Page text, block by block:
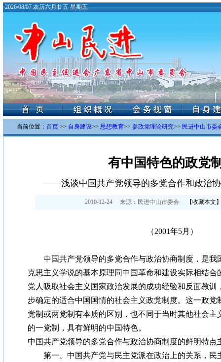
·2026/08/07 农历六月廿五 星期五
当前位置： 首页 >> 自身建设>> 思想教育>> 参政党理论研究>> 民进中山市委
有中国特色的政党
——浅谈中国共产党领导的多党合作和政治
2010-12-24 来源： 民进中山市委会 【收藏本文
（2001年5月）
中国共产党领导的多党合作与政治协商制度，是我
克思主义学说的基本原理同中国革命和建设实际相结合
党人吸取社会主义国家政治发展的成功经验和反面教训
步确定的适合中国国情的社会主义政党制度。这一政党
党制或两党制有本质的区别，也不同于当时其他社会主
的一党制，具有鲜明的中国特色。
中国共产党领导的多党合作与政治协商制度的鲜明特点
第一、中国共产党与民主党派在政治上的关系，民